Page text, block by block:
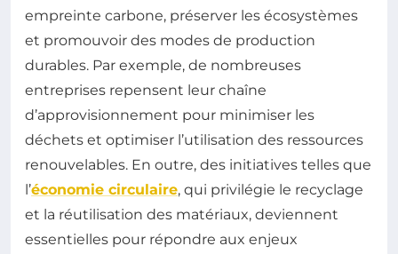
empreinte carbone, préserver les écosystèmes
et promouvoir des modes de production
durables. Par exemple, de nombreuses
entreprises repensent leur chaîne
d’approvisionnement pour minimiser les
déchets et optimiser l’utilisation des ressources
renouvelables. En outre, des initiatives telles que
l’économie circulaire, qui privilégie le recyclage
et la réutilisation des matériaux, deviennent
essentielles pour répondre aux enjeux